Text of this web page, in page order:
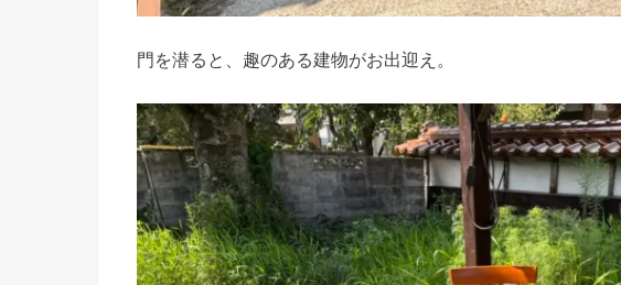
門を潜ると、趣のある建物がお出迎え。